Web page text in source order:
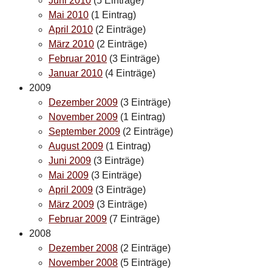
Mai 2010 (1 Eintrag)
April 2010 (2 Einträge)
März 2010 (2 Einträge)
Februar 2010 (3 Einträge)
Januar 2010 (4 Einträge)
2009
Dezember 2009 (3 Einträge)
November 2009 (1 Eintrag)
September 2009 (2 Einträge)
August 2009 (1 Eintrag)
Juni 2009 (3 Einträge)
Mai 2009 (3 Einträge)
April 2009 (3 Einträge)
März 2009 (3 Einträge)
Februar 2009 (7 Einträge)
2008
Dezember 2008 (2 Einträge)
November 2008 (5 Einträge)